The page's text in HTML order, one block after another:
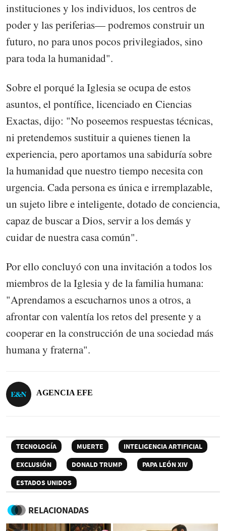
instituciones y los individuos, los centros de
poder y las periferias— podremos construir un
futuro, no para unos pocos privilegiados, sino
para toda la humanidad".
Sobre el porqué la Iglesia se ocupa de estos
asuntos, el pontífice, licenciado en Ciencias
Exactas, dijo: "No poseemos respuestas técnicas,
ni pretendemos sustituir a quienes tienen la
experiencia, pero aportamos una sabiduría sobre
la humanidad que nuestro tiempo necesita con
urgencia. Cada persona es única e irremplazable,
un sujeto libre e inteligente, dotado de conciencia,
capaz de buscar a Dios, servir a los demás y
cuidar de nuestra casa común".
Por ello concluyó con una invitación a todos los
miembros de la Iglesia y de la familia humana:
"Aprendamos a escucharnos unos a otros, a
afrontar con valentía los retos del presente y a
cooperar en la construcción de una sociedad más
humana y fraterna".
AGENCIA EFE
TECNOLOGÍA MUERTE
INTELIGENCIA ARTIFICIAL
EXCLUSIÓN
DONALD TRUMP
PAPA LEÓN XIV
ESTADOS UNIDOS
RELACIONADAS